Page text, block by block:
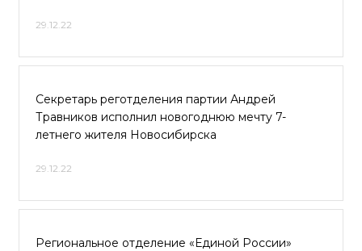
29.12.22
Секретарь реготделения партии Андрей
Травников исполнил новогоднюю мечту 7-
летнего жителя Новосибирска
29.12.22
Региональное отделение «Единой России»